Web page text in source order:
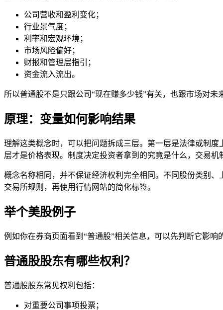
公司 营收和盈利变化；
行业景气度；
利率和宏观环境；
市场风险偏好；
财报和管理层指引 ；
资金流入流出。
所以普通股不是只跟公司“现在赚多少钱”有关，也跟市场对未
原理：变量如何影响结果
理解这类概念时，可以把问题拆成三层。第一层是法律或制
层才是价格表现。制度决定投资者拿到的究竟是什么，交易
概念名称相同，并不保证经济权利完全相同。不同股份类别
交易所规则，再使用行情网站的简化标签。
举个美股例子
例如你在券商页面看到“普通股”相关信息，可以先判断它影
普通股股东有哪些权利？
普通股股东常见权利包括：
对重要公司事项投票；